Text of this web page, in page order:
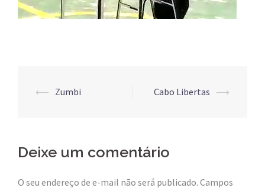
Post
⟵ Zumbi Cabo Libertas ⟶
Deixe um comentário
O seu endereço de e-mail não será publicado. Campos